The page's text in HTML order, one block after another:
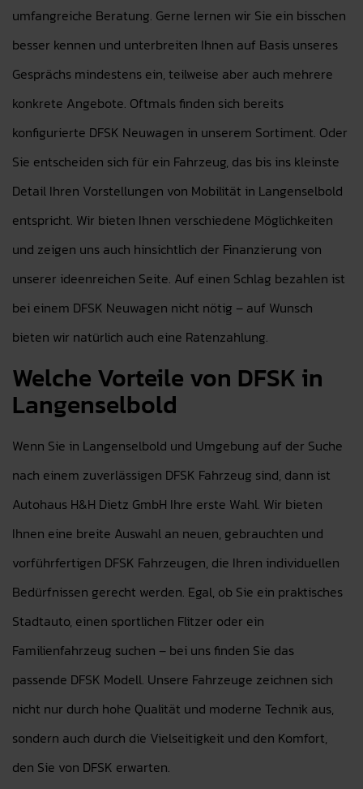
umfangreiche Beratung. Gerne lernen wir Sie ein bisschen
besser kennen und unterbreiten Ihnen auf Basis unseres
Gesprächs mindestens ein, teilweise aber auch mehrere
konkrete Angebote. Oftmals finden sich bereits
konfigurierte DFSK Neuwagen in unserem Sortiment. Oder
Sie entscheiden sich für ein Fahrzeug, das bis ins kleinste
Detail Ihren Vorstellungen von Mobilität in Langenselbold
entspricht. Wir bieten Ihnen verschiedene Möglichkeiten
und zeigen uns auch hinsichtlich der Finanzierung von
unserer ideenreichen Seite. Auf einen Schlag bezahlen ist
bei einem DFSK Neuwagen nicht nötig – auf Wunsch
bieten wir natürlich auch eine Ratenzahlung.
Welche Vorteile von DFSK in
Langenselbold
Wenn Sie in Langenselbold und Umgebung auf der Suche
nach einem zuverlässigen DFSK Fahrzeug sind, dann ist
Autohaus H&H Dietz GmbH Ihre erste Wahl. Wir bieten
Ihnen eine breite Auswahl an neuen, gebrauchten und
vorführfertigen DFSK Fahrzeugen, die Ihren individuellen
Bedürfnissen gerecht werden. Egal, ob Sie ein praktisches
Stadtauto, einen sportlichen Flitzer oder ein
Familienfahrzeug suchen – bei uns finden Sie das
passende DFSK Modell. Unsere Fahrzeuge zeichnen sich
nicht nur durch hohe Qualität und moderne Technik aus,
sondern auch durch die Vielseitigkeit und den Komfort,
den Sie von DFSK erwarten.